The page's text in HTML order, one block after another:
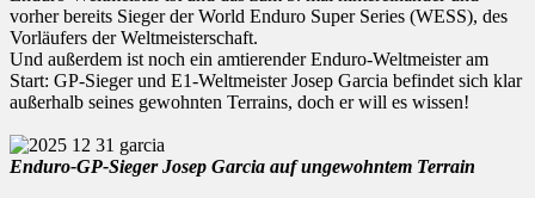
vorher bereits Sieger der World Enduro Super Series (WESS), des
Vorläufers der Weltmeisterschaft.
Und außerdem ist noch ein amtierender Enduro-Weltmeister am
Start: GP-Sieger und E1-Weltmeister Josep Garcia befindet sich klar
außerhalb seines gewohnten Terrains, doch er will es wissen!
Enduro-GP-Sieger Josep Garcia auf ungewohntem Terrain